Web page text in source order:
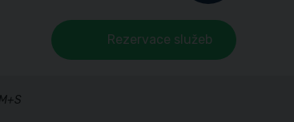
Rezervace služeb